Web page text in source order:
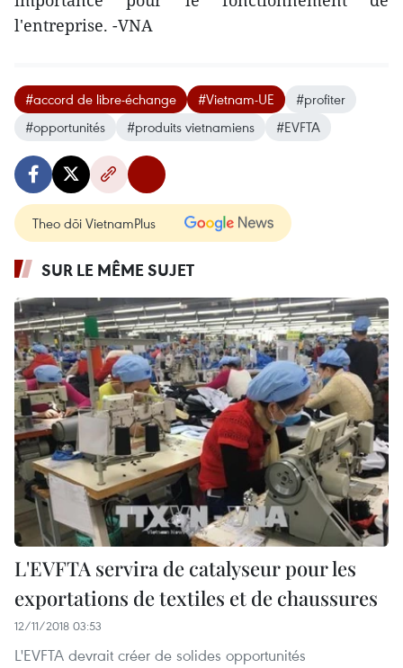
l'entreprise. -VNA
#accord de libre-échange #Vietnam-UE
#profiter
#opportunités
#produits vietnamiens #EVFTA
Theo dõi VietnamPlus
SUR LE MÊME SUJET
L'EVFTA servira de catalyseur pour les
exportations de textiles et de chaussures
12/11/2018 03:53
L'EVFTA devrait créer de solides opportunités